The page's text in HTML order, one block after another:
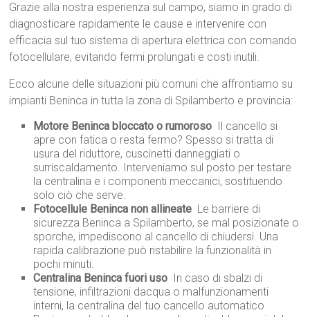
Grazie alla nostra esperienza sul campo, siamo in grado di
diagnosticare rapidamente le cause e intervenire con
efficacia sul tuo sistema di apertura elettrica con comando
fotocellulare, evitando fermi prolungati e costi inutili.
Ecco alcune delle situazioni più comuni che affrontiamo su
impianti Beninca in tutta la zona di Spilamberto e provincia:
Motore Beninca bloccato o rumoroso  Il cancello si
apre con fatica o resta fermo? Spesso si tratta di
usura del riduttore, cuscinetti danneggiati o
surriscaldamento. Interveniamo sul posto per testare
la centralina e i componenti meccanici, sostituendo
solo ciò che serve.
Fotocellule Beninca non allineate  Le barriere di
sicurezza Beninca a Spilamberto, se mal posizionate o
sporche, impediscono al cancello di chiudersi. Una
rapida calibrazione può ristabilire la funzionalità in
pochi minuti.
Centralina Beninca fuori uso  In caso di sbalzi di
tensione, infiltrazioni dacqua o malfunzionamenti
interni, la centralina del tuo cancello automatico